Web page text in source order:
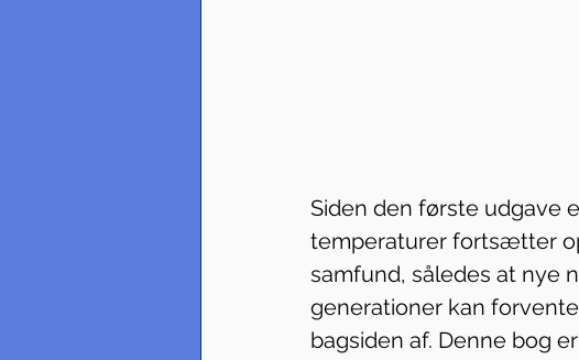
Siden den første udgave
temperaturer fortsætter
samfund, således at nye
generationer kan
bagsiden af. Denne bog